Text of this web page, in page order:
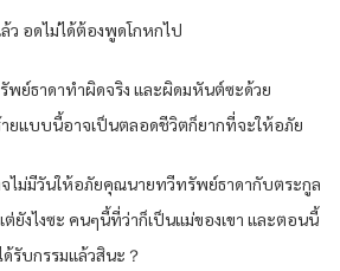
อดไม่ได้ต้องพูดโกหกไป
พย์ธาดาทำผิดจริง และผิดมหันต์ซะด้วย
ยแบบนี้อาจเป็นตลอดชีวิตก็ยากที่จะให้อภัย
จไม่มีวันให้อภัยคุณนายทวีทรัพย์ธาดากับตระกูล
ยังไงซะ คนๆนี้ที่ว่าก็เป็นแม่ของเขา และตอนนี้
รับกรรมแล้วสินะ？